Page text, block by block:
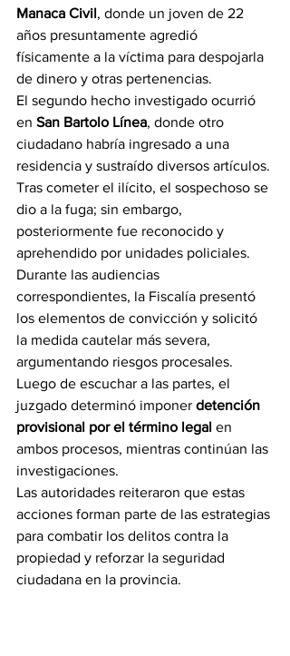
Manaca Civil, donde un joven de 22
años presuntamente agredió
físicamente a la víctima para despojarla
de dinero y otras pertenencias.
El segundo hecho investigado ocurrió
en San Bartolo Línea, donde otro
ciudadano habría ingresado a una
residencia y sustraído diversos artículos.
Tras cometer el ilícito, el sospechoso se
dio a la fuga; sin embargo,
posteriormente fue reconocido y
aprehendido por unidades policiales.
Durante las audiencias
correspondientes, la Fiscalía presentó
los elementos de convicción y solicitó
la medida cautelar más severa,
argumentando riesgos procesales.
Luego de escuchar a las partes, el
juzgado determinó imponer detención
provisional por el término legal en
ambos procesos, mientras continúan las
investigaciones.
Las autoridades reiteraron que estas
acciones forman parte de las estrategias
para combatir los delitos contra la
propiedad y reforzar la seguridad
ciudadana en la provincia.